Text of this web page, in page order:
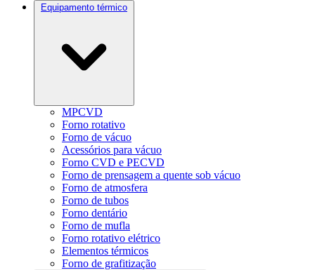
Equipamento térmico
MPCVD
Forno rotativo
Forno de vácuo
Acessórios para vácuo
Forno CVD e PECVD
Forno de prensagem a quente sob vácuo
Forno de atmosfera
Forno de tubos
Forno dentário
Forno de mufla
Forno rotativo elétrico
Elementos térmicos
Forno de grafitização